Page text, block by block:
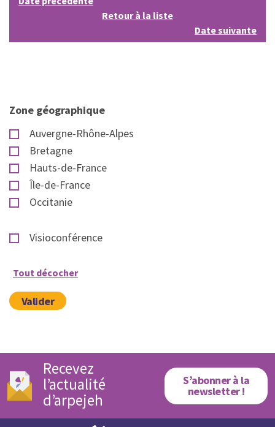
Retour à la liste
Date suivante
Zone géographique
Auvergne-Rhône-Alpes
Bretagne
Hauts-de-France
Île-de-France
Occitanie
Visioconférence
Tout décocher
Valider
Recevez
l’actualité
d’arpejeh
S’abonner à la
newsletter !